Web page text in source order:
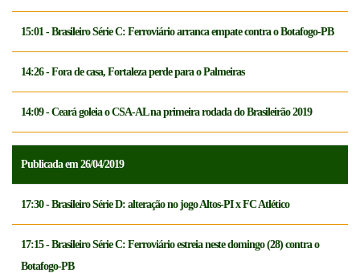
15:01 - Brasileiro Série C: Ferroviário arranca empate contra o Botafogo-PB
14:26 - Fora de casa, Fortaleza perde para o Palmeiras
14:09 - Ceará goleia o CSA-AL na primeira rodada do Brasileirão 2019
Publicada em 26/04/2019
17:30 - Brasileiro Série D: alteração no jogo Altos-PI x FC Atlético
17:15 - Brasileiro Série C: Ferroviário estreia neste domingo (28) contra o
Botafogo-PB